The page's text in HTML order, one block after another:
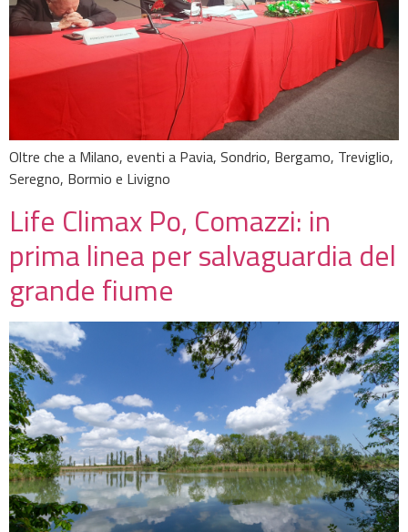
Oltre che a Milano, eventi a Pavia, Sondrio, Bergamo, Treviglio,
Seregno, Bormio e Livigno
Life Climax Po, Comazzi: in
prima linea per salvaguardia del
grande fiume